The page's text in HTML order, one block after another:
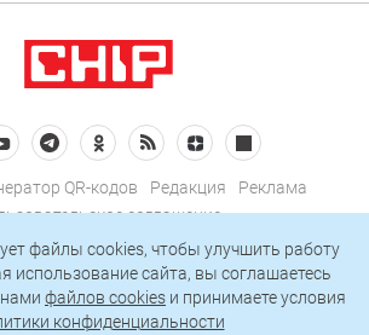
QR-кодов Редакция
Реклама
соглашение
конфиденциальности
на рассылку
файлы cookies, чтобы улучшить работу
использование сайта, вы соглашаетесь
файлов cookies и принимаете условия
конфиденциальности